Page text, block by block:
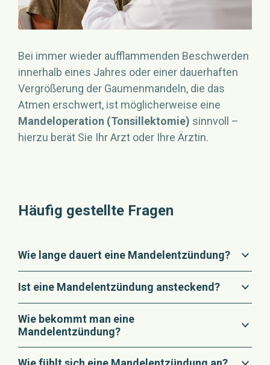
Bei immer wieder aufflammenden Beschwerden
innerhalb eines Jahres oder einer dauerhaften
Vergrößerung der Gaumenmandeln, die das
Atmen erschwert, ist möglicherweise eine
Mandeloperation (Tonsillektomie) sinnvoll –
hierzu berät Sie Ihr Arzt oder Ihre Ärztin.
Häufig gestellte Fragen
Wie lange dauert eine Mandelentzündung?
Eine Mandelentzündung dauert bei richtiger
Behandlung 1 bis 2 Wochen. Hält sie länger als 3
Monate an, spricht man von einer chronischen
Mandelentzündung.
Ist eine Mandelentzündung ansteckend?
Ja, sowohl eine bakterielle als auch eine virale
Mandelentzündung sind aufgrund der
Übertragung durch Tröpfcheninfektion
hochansteckend. Daher ist es dringend
Wie bekommt man eine
Mandelentzündung?
Eine Mandelentzündung wird in der Regel durch